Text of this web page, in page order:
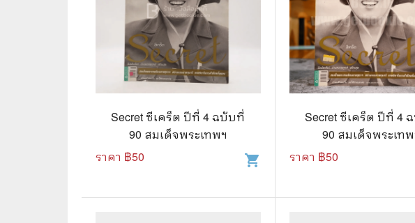
Secret ซีเคร็ต ปีที่ 4 ฉบับที่
90 สมเด็จพระเทพฯ
ราคา ฿50 shopping_cart
Secret ซีเคร็ต ปีที่ 4
90 สมเด็จพระเท
ราคา ฿50
😁 จิตวิทยา พัฒนาตนเอง
👔 ธุรกิจ เศรษฐศาสตร์
📜 ประวัติศาสตร์
👤 ประวัติบุคคล ประสบการณ์ชีวิต
🌠 โหราศาสตร์ การทำนาย
☸️ ธรรมะ ศาสนา ปรัชญา
👮‍♀️ คู่มือเตรียมสอบราชการ
🏫 หนังสือเรียน
👩‍🏫 แนะแนวการศึกษา
การศึกษาและการสอน
😼 หนังสือการ์ตูน